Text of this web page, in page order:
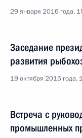
29 января 2016 года,
Заседание
развития
19 октября 2015 года,
Встреча с
промышленных